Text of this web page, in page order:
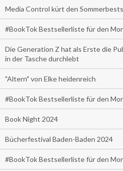
Media Control kürt den
#BookTok Bestsellerliste für den
Die Generation Z hat als Erste die
in der Tasche durchlebt
"Altern" von Elke heidenreich
#BookTok Bestsellerliste für den
Book Night 2024
Bücherfestival Baden-Baden 2024
#BookTok Bestsellerliste für den